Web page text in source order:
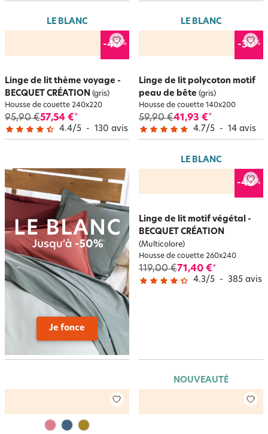
LE BLANC
-40%
Linge de lit thème voyage -
BECQUET CRÉATION (gris)
Housse de couette 240x220
95,90 €57,54 €*
4.4/5 - 130 avis
LE BLANC
-30%
Linge de lit polycoton motif
peau de bête (gris)
Housse de couette 140x200
59,90 €41,93 €*
4.7/5 - 14 avis
LE BLANC
-40%
Linge de lit motif végétal -
BECQUET CRÉATION
(Multicolore)
Housse de couette 260x240
119,00 €71,40 €*
4.3/5 - 385 avis
NOUVEAUTÉ
Je fonce